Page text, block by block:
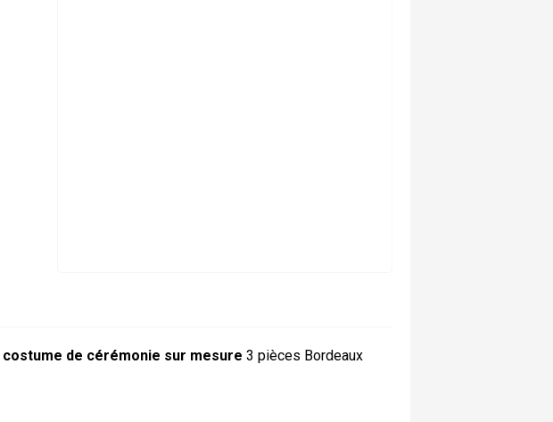
costume de cérémonie sur mesure 3 pièces Bordeaux